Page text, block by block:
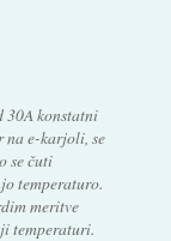
30A konstatni
na e-karjoli, se
se čuti
temperaturo.
meritve
temperaturi.